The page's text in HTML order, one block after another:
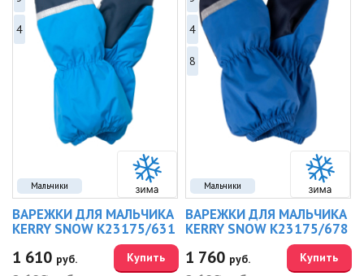
Мальчики
4
ВАРЕЖКИ ДЛЯ МАЛЬЧИКА
KERRY SNOW K23175/631
1 610 руб. Купить
Мальчики
4
8
ВАРЕЖКИ ДЛЯ МАЛЬЧИКА
KERRY SNOW K23175/678
1 760 руб. Купить